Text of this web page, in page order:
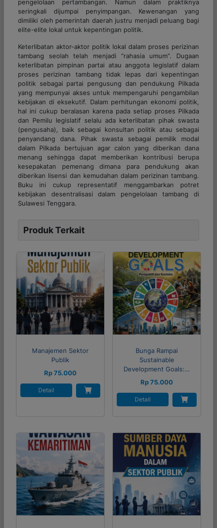
pengelolaan pertambangan. Namun dalam praktiknya
seringkali dijumpai penyimpangan. Kewenangan yang
dimiliki oleh pemerintah daerah justru menjadi peluang bagi
elite-elite lokal untuk kepentingan politik.
Keterlibatan aktor-aktor politik lokal dalam proses perizinan
tambang seolah telah menjadi “rahasia umum”. Dugaan
keterlibatan pimpinan partai atau anggota legislatif dalam
proses perizinan tambang tidak lepas dari kepentingan
politik sebagai partai pengusung dan pendukung Pilkada
yang mempunyai akses untuk mempengaruhi pengambilan
kebijakan di eksekutif. Dalam perhitungan ekonomi politik,
hal ini cukup beralasan karena pada setiap proses Pilkada
dan Pemilu legislatif selalu ada keterlibatan pihak swasta
(pengusaha), baik sebagai konsultan politik atau sebagai
penyandang dana. Pihak swasta sebagai pemilik modal
dalam Pilkada bertujuan agar calon yang diberikan dana
menang sehingga dapat memberikan kontribusi berupa
kesepakatan pemenang dimana para pendukung akan
diberikan lisensi dan kemudahan dalam perizinan tambang.
Buku ini cukup representatif menggambarkan potret
kebijakan desentralisasi dalam pengelolaan tambang di
Sulawesi Tenggara.
Produk Terkait
Manajemen Sektor
Publik
Rp 75.000
Detail
Bunga Rampai
Sustainable
Development Goals:…
Rp 75.000
Detail